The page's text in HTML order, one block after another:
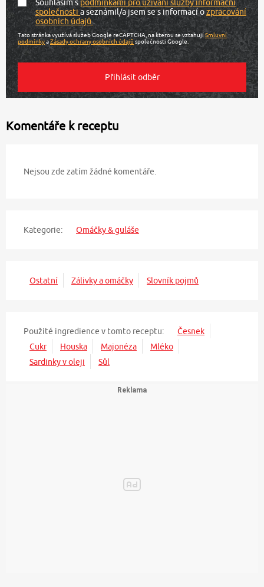
Souhlasím spodmínkami pro užívání služby informační
společnostia seznámil/a jsem se s informací ozpracování
osobních údajů.
Tato stránka využívá služeb Google reCAPTCHA, na kterou se vztahujíSmluvní
podmínkyaZásady ochrany osobních údajů společnosti Google.
Komentáře k receptu
Nejsou zde zatím žádné komentáře.
Kategorie: Omáčky & guláše
Ostatní Zálivky a omáčky Slovník pojmů
Použité ingredience v tomto receptu:
Česnek
Cukr
Houska Majonéza
Mléko
Sardinky v oleji
Sůl